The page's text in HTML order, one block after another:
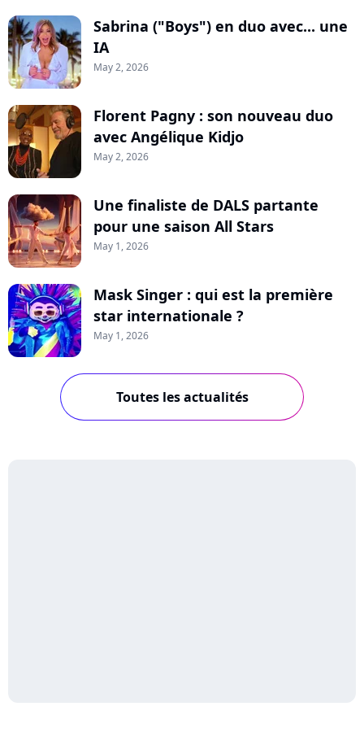
Sabrina ("Boys") en duo avec... une
IA
May 2, 2026
Florent Pagny : son nouveau duo
avec Angélique Kidjo
May 2, 2026
Une finaliste de DALS partante
pour une saison All Stars
May 1, 2026
Mask Singer : qui est la première
star internationale ?
May 1, 2026
Toutes les actualités